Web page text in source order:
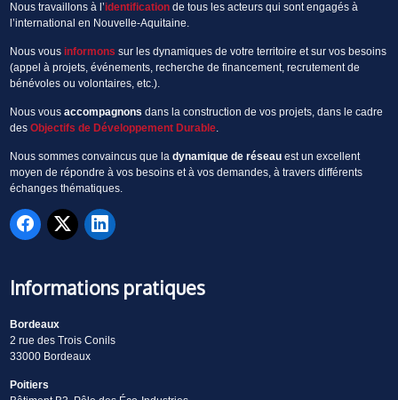
Nous travaillons à l’identificationde tous les acteurs qui sont engagés à
l’international en Nouvelle-Aquitaine.
Nous vous informons sur les dynamiques de votre territoire et sur vos besoins
(appel à projets, événements, recherche de financement, recrutement de
bénévoles ou volontaires, etc.).
Nous vous accompagnons dans la construction de vos projets, dans le cadre
des Objectifs de Développement Durable.
Nous sommes convaincus que la dynamique de réseauest un excellent
moyen de répondre à vos besoins et à vos demandes, à travers différents
échanges thématiques.
Informations pratiques
Bordeaux
2 rue des Trois Conils
33000 Bordeaux
Poitiers